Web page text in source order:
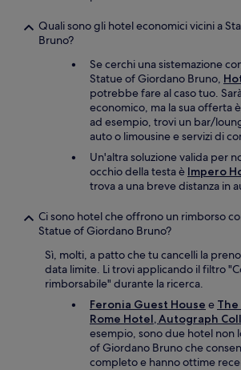
Quali sono gli hotel economici vicini a
Bruno?
Se cerchi una sistemazione
Statue of Giordano Bruno,
potrebbe fare al caso tuo.
economico, ma la sua offerta
ad esempio, trovi un bar/
auto o limousine e servizi di
Un'altra soluzione valida per
occhio della testa è Impero
trova a una breve distanza in
Ci sono hotel che offrono un rimborso
Statue of Giordano Bruno?
Sì, molti, a patto che tu cancelli la
data limite. Li trovi applicando il filtro
rimborsabile" durante la ricerca.
Feronia Guest House e
Rome Hotel, Autograph
esempio, sono due hotel non
of Giordano Bruno che
completo e hanno ottime